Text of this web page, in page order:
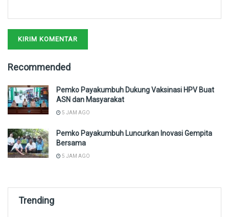
Recommended
Pemko Payakumbuh Dukung Vaksinasi HPV Buat
ASN dan Masyarakat
5 JAM AGO
Pemko Payakumbuh Luncurkan Inovasi Gempita
Bersama
5 JAM AGO
Trending